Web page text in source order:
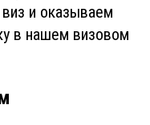
и оказываем
в нашем визовом